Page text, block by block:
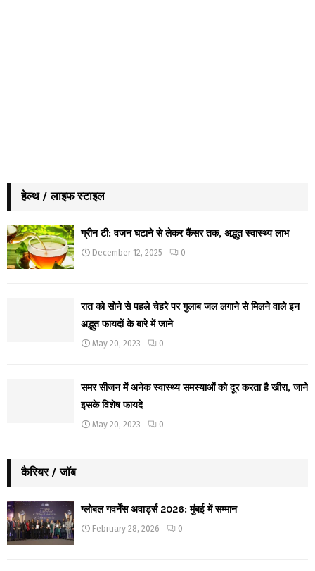
हेल्थ / लाइफ स्टाइल
ग्रीन टी: वजन घटाने से लेकर कैंसर तक, अद्भुत स्वास्थ्य लाभ
December 12, 2025 0
रात को सोने से पहले चेहरे पर गुलाब जल लगाने से मिलने वाले इन
अद्भुत फायदों के बारे में जाने
May 20, 2023 0
समर सीजन में अनेक स्वास्थ्य समस्याओं को दूर करता है खीरा, जाने
इसके विशेष फायदे
May 20, 2023 0
कैरियर / जॉब
ग्लोबल गवर्नेंस अवार्ड्स 2026: मुंबई में सम्मान
February 28, 2026 0